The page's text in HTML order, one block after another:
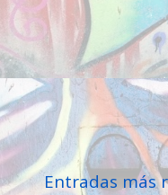
Entradas más